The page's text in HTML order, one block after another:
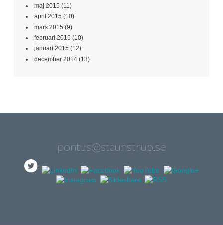
maj 2015 (11)
april 2015 (10)
mars 2015 (9)
februari 2015 (10)
januari 2015 (12)
december 2014 (13)
pontus@staunstrup.se